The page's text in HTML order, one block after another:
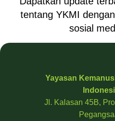
tentang YKMI
sosial
Yayasan
Jl. Kalasan 45B,